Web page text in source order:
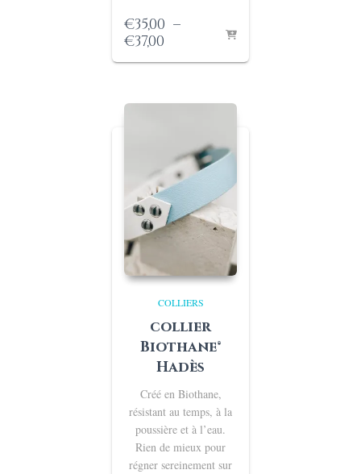
€35,00 –
€37,00Plage
de
à
COLLIERS
collier
Biothane®
Hadès
Créé en Biothane,
résistant au temps, à la
poussière et à l’eau.
Rien de mieux pour
régner sereinement sur